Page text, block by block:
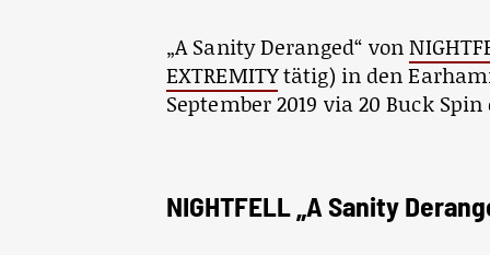
„A Sanity Deranged“ von
EXTREMITYtätig) in den
September 2019 via 20 Buck
NIGHTFELL „A Sanity